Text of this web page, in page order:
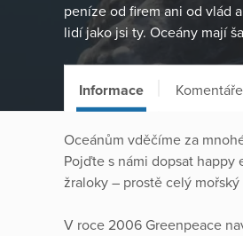
peníze od firem ani od vlád
lidí jako jsi ty. Oceány mají
Informace Komentáře
Oceánům vděčíme za
Pojďte s námi dopsat
žraloky – prostě celý
V roce 2006 Greenpeace